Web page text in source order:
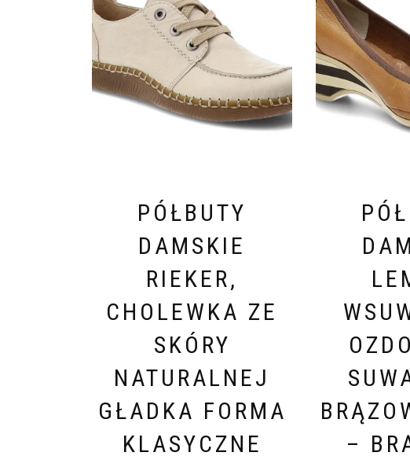
PÓŁBUTY
DAMSKIE
RIEKER,
CHOLEWKA ZE
SKÓRY
NATURALNEJ
GŁADKA FORMA
KLASYCZNE
–